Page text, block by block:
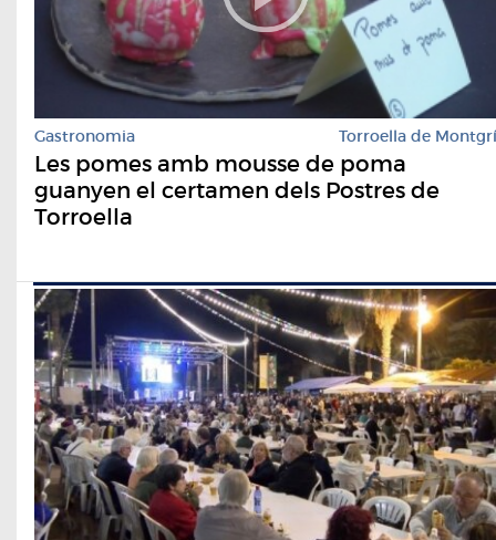
Gastronomia Torroella de Montgrí
Les pomes amb mousse de poma
guanyen el certamen dels Postres de
Torroella